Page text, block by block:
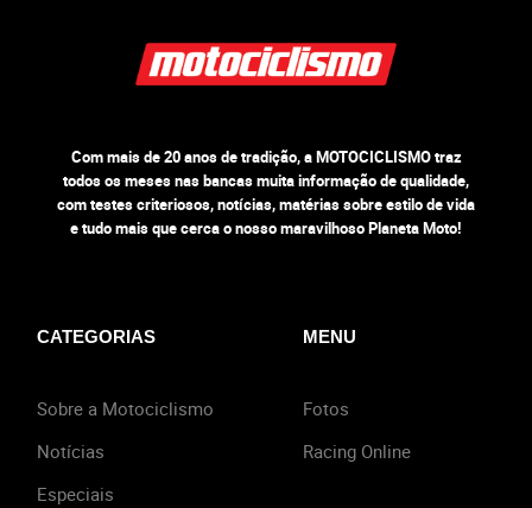
Com mais de 20 anos de tradição, a MOTOCICLISMO traz
todos os meses nas bancas muita informação de qualidade,
com testes criteriosos, notícias, matérias sobre estilo de vida
e tudo mais que cerca o nosso maravilhoso Planeta Moto!
CATEGORIAS
Sobre a Motociclismo
Notícias
Especiais
MENU
Fotos
Racing Online